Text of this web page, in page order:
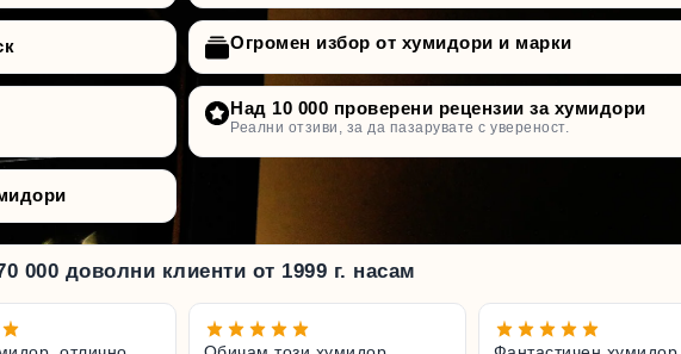
Огромен избор от хумидори и марки
Над 10 000 проверени рецензии за хумидори
Реални отзиви, за да пазарувате с увереност.
000 доволни клиенти от 1999 г. насам